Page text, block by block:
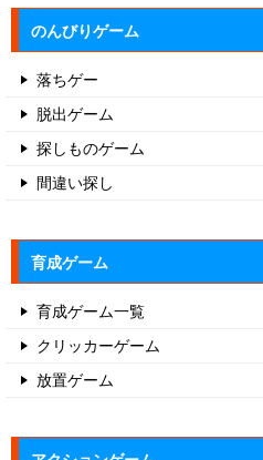
落ちゲー
脱出ゲーム
探しものゲーム
間違い探し
育成ゲーム一覧
クリッカーゲーム
放置ゲーム